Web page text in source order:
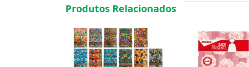
Produtos Relacionados